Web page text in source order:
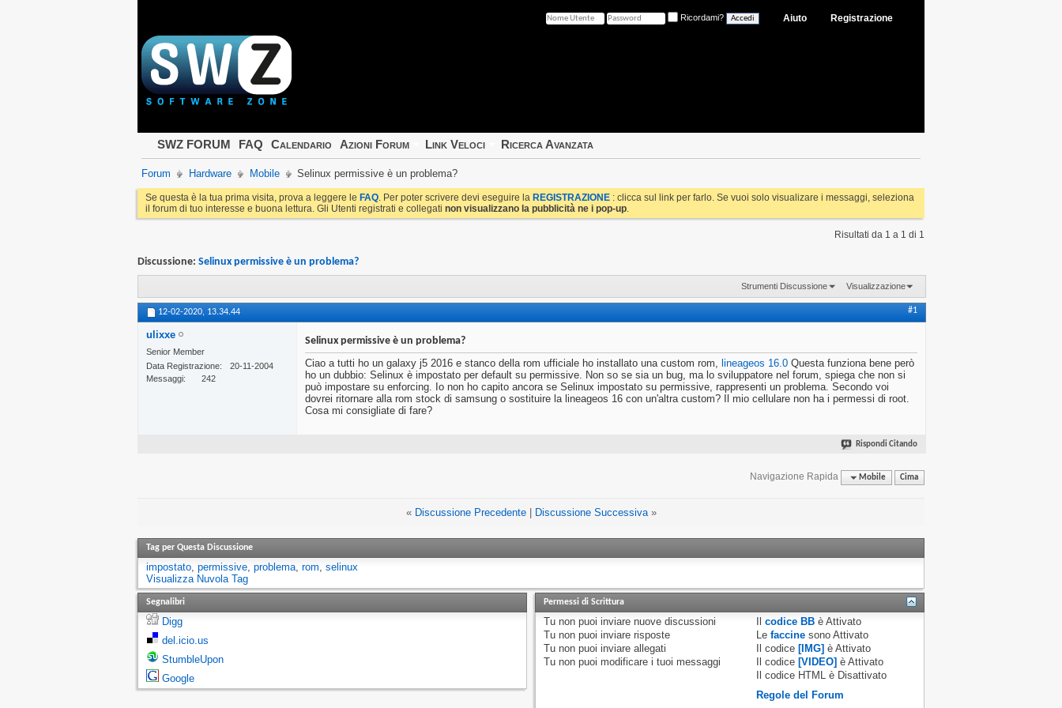
Registrazione
Aiuto
Ricordami?
SWZ FORUM FAQ Calendario Azioni Forum Link Veloci Ricerca Avanzata
Forum Hardware Mobile Selinux permissive è un problema?
Se questa è la tua prima visita, prova a leggere le FAQ. Per poter scrivere devi eseguire la REGISTRAZIONE : clicca sul link per farlo. Se vuoi solo visualizare i messaggi, seleziona
il forum di tuo interesse e buona lettura. Gli Utenti registrati e collegati non visualizzano la pubblicità ne i pop-up.
Risultati da 1 a 1 di 1
Discussione: Selinux permissive è un problema?
Strumenti Discussione Visualizzazione
12-02-2020, 13.34.44 #1
ulixxe
Senior Member
Data Registrazione
20-11-2004
Messaggi
242
Selinux permissive è un problema?
Ciao a tutti ho un galaxy j5 2016 e stanco della rom ufficiale ho installato una custom rom, lineageos 16.0 Questa funziona bene però
ho un dubbio: Selinux è impostato per default su permissive. Non so se sia un bug, ma lo sviluppatore nel forum, spiega che non si
può impostare su enforcing. Io non ho capito ancora se Selinux impostato su permissive, rappresenti un problema. Secondo voi
dovrei ritornare alla rom stock di samsung o sostituire la lineageos 16 con un'altra custom? Il mio cellulare non ha i permessi di root.
Cosa mi consigliate di fare?
Rispondi Citando
Navigazione Rapida Mobile Cima
« Discussione Precedente| Discussione Successiva »
Tag per Questa Discussione
impostato, permissive, problema, rom, selinux
Visualizza Nuvola Tag
Segnalibri
Digg
del.icio.us
StumbleUpon
Google
Permessi di Scrittura
Tu non puoi inviare nuove discussioni
Tu non puoi inviare risposte
Tu non puoi inviare allegati
Tu non puoi modificare i tuoi messaggi
Ilcodice BB èAttivato
Lefaccine sonoAttivato
Il codice [IMG] èAttivato
Il codice [VIDEO] èAttivato
Il codice HTML è Disattivato
Regole del Forum